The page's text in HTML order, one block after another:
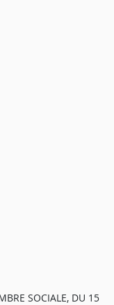
SOCIALE, DU 15